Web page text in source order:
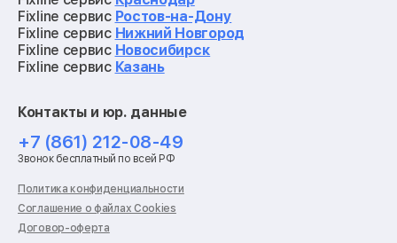
Ремонт видеокарт
Ремонт кофемашин
Ремонт vr систем
Ремонт игровых приставок
Ремонт роботов-пылесосов
Ремонт холодильников
Ремонт стиральных машин
Ремонт пылесосов
Ремонт варочных панелей
Ремонт духовых шкафов
Ремонт кондиционеров
Ремонт кухонных комбайнов
Fixline сервис Ростов-на-Дону
Fixline сервис Нижний Новгород
Fixline сервис Новосибирск
Fixline сервис Казань
Контакты и юр. данные
+7 (861) 212-08-49
Звонок бесплатный по всей РФ
Политика конфиденциальности
Соглашение о файлах Cookies
Договор-оферта